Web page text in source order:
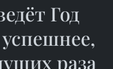
Год
раза